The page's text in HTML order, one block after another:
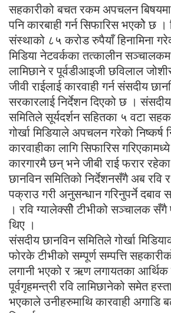
सहकारीको बचत रकम अपचलन बिषयमा
पनि कारबाही गर्न सिफारिस भएकोे छ ।
संस्थाको ८५ करोड रुपैयाँ हिनामिना
मिडिया नेटवर्कका तत्कालीन
लामिछाने र पूर्वडीआइजी छविलाल
जीवी राईलाई कारवाही गर्न संसदीय
सरकारलाई निर्देशन दिएको छ ।
समितिले सूर्यदर्शन सहितका ५ वटा
गोर्खा मिडियाले अपचलन गरेको निष्कर्ष
कारवाहीका लागि सिफारिस
कारगारमै छन् भने जीबी राई फरार
छानविन समितिको निर्देशनसँगै अब रवि
पक्राउ गरी अनुसन्धान गरिनुपर्ने दबाव
। रवि ग्यालेक्सीे टीभीको सञ्चालक
थिए ।
संसदीय छानविन समितिले गोर्खा
फोरके टीभीको सम्पूर्ण सम्पत्ति
लगानी भएको र ऋण लगायतका आर्थिक
पूर्वगृहमन्त्री रवि लामिछानेको समेत
भएकाले उनीहरुमाथि कारवाही अगाडि